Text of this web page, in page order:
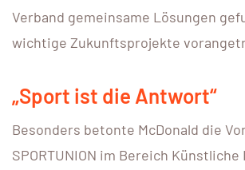
Verband gemeinsame Lösungen
wichtige Zukunftsprojekte
„Sport ist die Antwort“
Besonders betonte McDonald die
SPORTUNION im Bereich